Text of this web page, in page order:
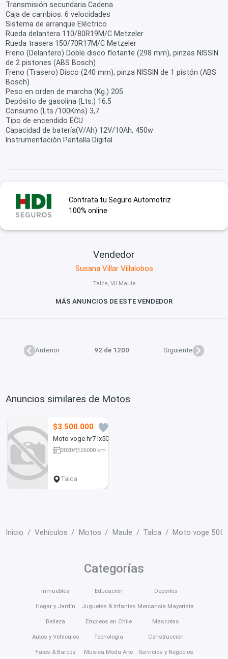
Transmisión secundaria Cadena
Caja de cambios: 6 velocidades
Sistema de arranque Eléctrico
Rueda delantera 110/80R19M/C Metzeler
Rueda trasera 150/70R17M/C Metzeler
Freno (Delantero) Doble disco flotante (298 mm), pinzas NISSIN
de 2 pistones (ABS Bosch)
Freno (Trasero) Disco (240 mm), pinza NISSIN de 1 pistón (ABS
Bosch)
Peso en orden de marcha (Kg.) 205
Depósito de gasolina (Lts.) 16,5
Consumo (Lts./100Kms) 3,7
Tipo de encendido ECU
Capacidad de batería(V/Ah) 12V/10Ah, 450w
Instrumentación Pantalla Digital
Contrata tu Seguro Automotriz
100% online
Vendedor
Susana Villar Villalobos
Talca, VII Maule
MÁS ANUNCIOS DE ESTE VENDEDOR
Anterior 92 de 1200 Siguiente
Anuncios similares de Motos
$3.500.000
Moto voge hr7 lx500
2020
26000 km
Talca
Inicio Vehículos Motos Maule Talca Moto voge 500
Categorías
Inmuebles
Hogar y Jardín
Belleza
Autos y Vehículos
Yates & Barcos
Educación
Juguetes & Infantes
Empleos en Chile
Tecnología
Música Moda Arte
Deportes
Mercancía Mayorista
Mascotas
Construcción
Servicios y Negocios